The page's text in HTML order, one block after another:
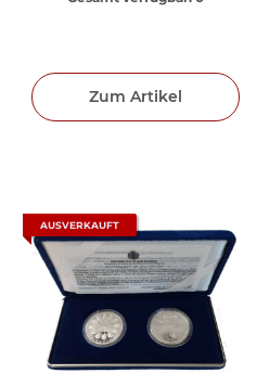
Zum Artikel
AUSVERKAUFT